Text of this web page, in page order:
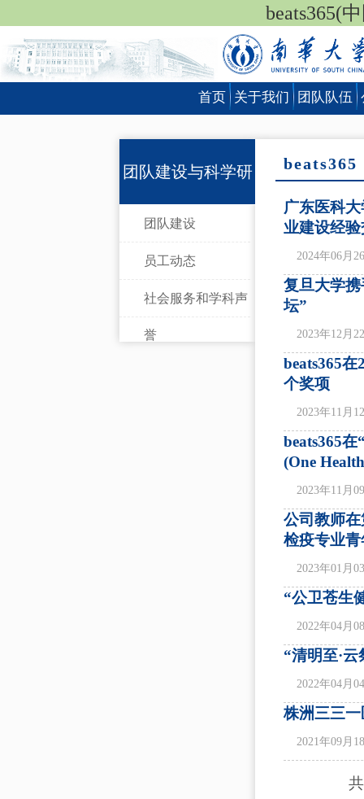
beats365(
首页 关于我们 团队队伍
团队建设与科学研
团队建设
员工动态
社会服务和学科声
誉
beats365
广东医科
业建设经
2024年06月
复旦大学
坛”
2023年12月
beats365
个奖项
2023年11月
beats365
(One
2023年11月
公司教师
检疫专业
2023年01月
“公卫苍生
2022年04月
“清明至·
2022年04月
株洲三三一
2021年09月